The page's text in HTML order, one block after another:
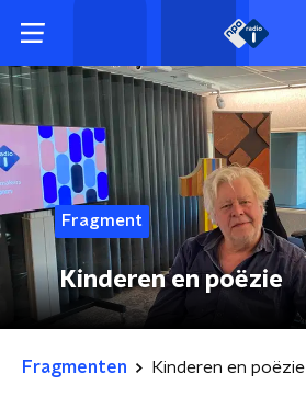
Fragment
Kinderen en poëzie
Fragmenten Kinderen en poëzie